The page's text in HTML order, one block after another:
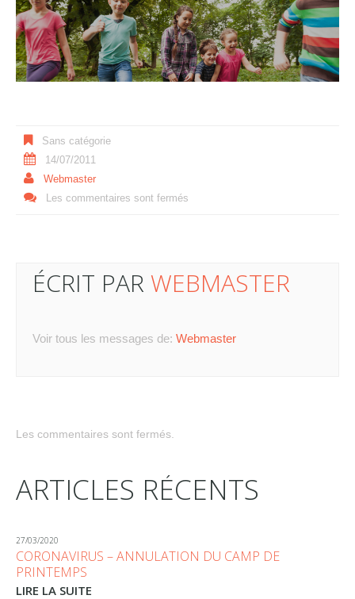
Sans catégorie
14/07/2011
Webmaster
Les commentaires sont fermés
ÉCRIT PAR WEBMASTER
Voir tous les messages de: Webmaster
Les commentaires sont fermés.
ARTICLES RÉCENTS
27/03/2020
CORONAVIRUS – ANNULATION DU CAMP DE
PRINTEMPS
LIRE LA SUITE